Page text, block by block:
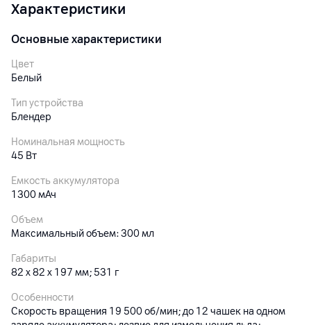
Характеристики
Основные характеристики
Цвет
Белый
Тип устройства
Блендер
Номинальная мощность
45 Вт
Емкость аккумулятора
1300мАч
Объем
Максимальный объем: 300 мл
Габариты
82 x 82 x 197 мм; 531 г
Особенности
Скорость вращения 19 500 об/мин; до 12 чашек на одном